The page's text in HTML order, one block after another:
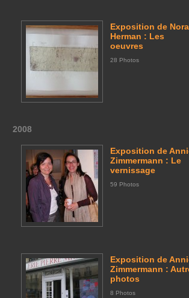
Exposition de Nora
Herman : Les
oeuvres
28 Photos
2008
Exposition de
Zimmermann : Le
vernissage
59 Photos
Exposition de
Zimmermann :
photos
8 Photos